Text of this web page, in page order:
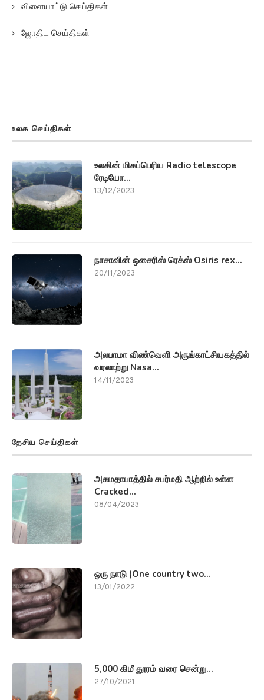
விளையாட்டு செய்திகள்
ஜோதிட செய்திகள்
உலக செய்திகள்
உலகின் மிகப்பெரிய Radio telescope
ரேடியோ...
13/12/2023
நாசாவின் ஒசைரிஸ் ரெக்ஸ் Osiris rex...
20/11/2023
அலபாமா விண்வெளி அருங்காட்சியகத்தில்
வரலாற்று Nasa...
14/11/2023
தேசிய செய்திகள்
அகமதாபாத்தில் சபர்மதி ஆற்றில் உள்ள
Cracked...
08/04/2023
ஒரு நாடு (One country two...
13/01/2022
5,000 கிமீ தூரம் வரை சென்று...
27/10/2021